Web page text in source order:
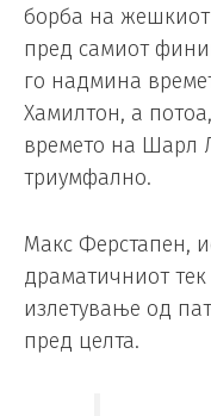
борба на жешкиот
пред самиот
го надмина
Хамилтон, а
времето на Шарл
триумфално.
Макс Ферстапен,
драматичниот
излетување од
пред целта.